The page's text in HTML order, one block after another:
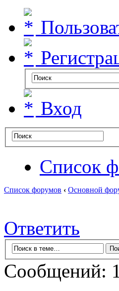
Вход
Список
Список форумов ‹ Основной
Ответить
Сообщений: